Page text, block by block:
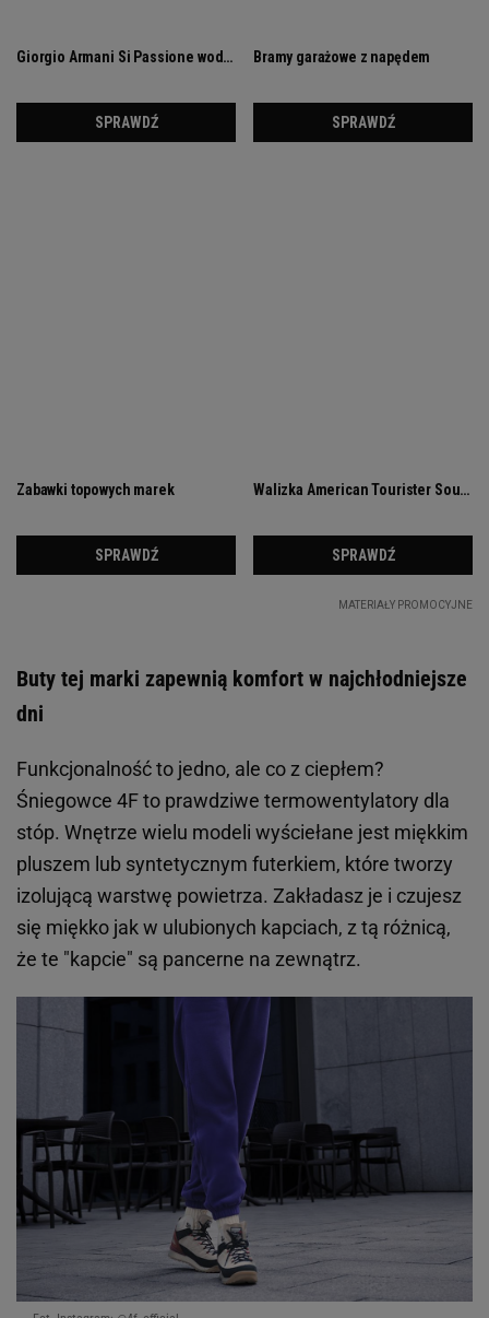
Buty tej marki zapewnią komfort w najchłodniejsze
dni
Funkcjonalność to jedno, ale co z ciepłem?
Śniegowce 4F to prawdziwe termowentylatory dla
stóp. Wnętrze wielu modeli wyściełane jest miękkim
pluszem lub syntetycznym futerkiem, które tworzy
izolującą warstwę powietrza. Zakładasz je i czujesz
się miękko jak w ulubionych kapciach, z tą różnicą,
że te "kapcie" są pancerne na zewnątrz.